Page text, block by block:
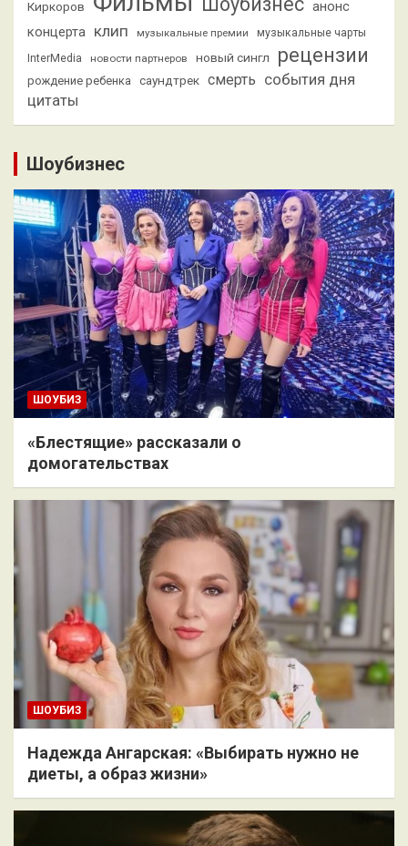
Киркоров
анонс
концерта клип музыкальные премии
музыкальные чарты
InterMedia
новости партнеров новый сингл рецензии
рождение ребенка саундтрек смерть события дня
цитаты
Шоубизнес
ШОУБИЗ
«Блестящие» рассказали о
домогательствах
ШОУБИЗ
Надежда Ангарская: «Выбирать нужно не
диеты, а образ жизни»